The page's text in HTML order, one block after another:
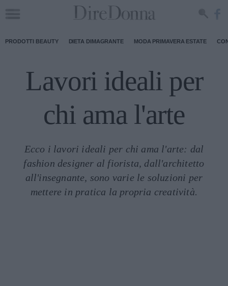
PRODOTTI BEAUTY DIETA DIMAGRANTE MODA PRIMAVERA ESTATE
Lavori ideali per
chi ama l'arte
Ecco i lavori ideali per chi ama l'arte: dal
fashion designer al fiorista, dall'architetto
all'insegnante, sono varie le soluzioni per
mettere in pratica la propria creatività.